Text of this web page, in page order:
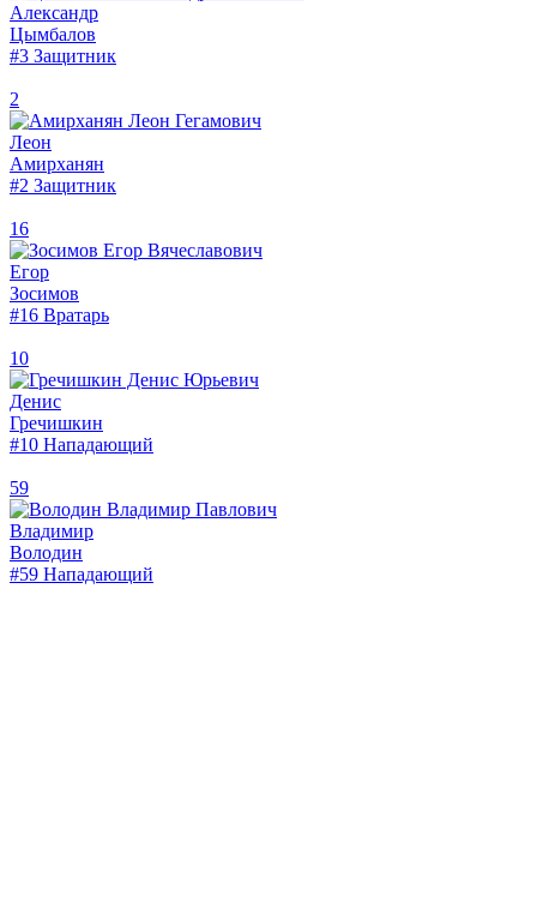
Александр
Цымбалов
#3 Защитник
2
Леон
Амирханян
#2 Защитник
16
Егор
Зосимов
#16 Вратарь
10
Денис
Гречишкин
#10 Нападающий
59
Владимир
Володин
#59 Нападающий